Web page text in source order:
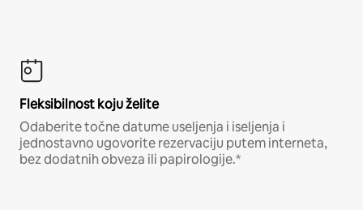
Fleksibilnost koju želite
Odaberite točne datume useljenja i iseljenja i
jednostavno ugovorite rezervaciju putem interneta,
bez dodatnih obveza ili papirologije.*